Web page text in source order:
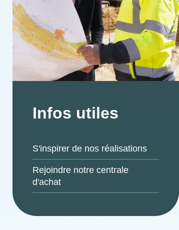
Infos utiles
S'inspirer de nos réalisations
Rejoindre notre centrale
d'achat